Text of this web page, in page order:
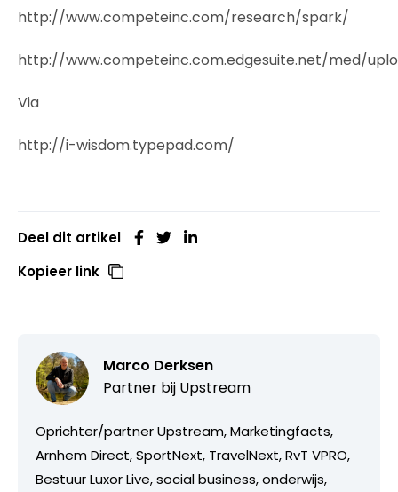
http://www.competeinc.com/research/spark/
http://www.competeinc.com.edgesuite.net/med/
Via
http://i-wisdom.typepad.com/
Deel dit artikel
Kopieer link
Marco Derksen
Partner bij Upstream
Oprichter/partner Upstream, Marketingfacts,
Arnhem Direct, SportNext, TravelNext, RvT VPRO,
Bestuur Luxor Live, social business, onderwijs,